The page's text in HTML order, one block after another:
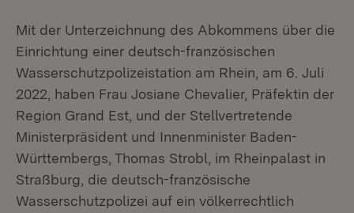
Mit der Unterzeichnung des Abkommens über die
Einrichtung einer deutsch-französischen
Wasserschutzpolizeistation am Rhein, am 6. Juli
2022, haben Frau Josiane Chevalier, Präfektin der
Region Grand Est, und der Stellvertretende
Ministerpräsident und Innenminister Baden-
Württembergs, Thomas Strobl, im Rheinpalast in
Straßburg, die deutsch-französische
Wasserschutzpolizei auf ein völkerrechtlich